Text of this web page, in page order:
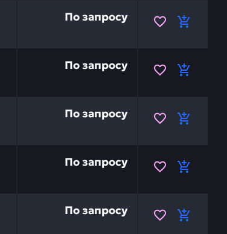
— это инвестиция в
По запросу
— это инвестиция в бесперебойную
По запросу
02504 — это инвестиция в
По запросу
176-43-43580 — это
По запросу
43570 — это инвестиция в
По запросу